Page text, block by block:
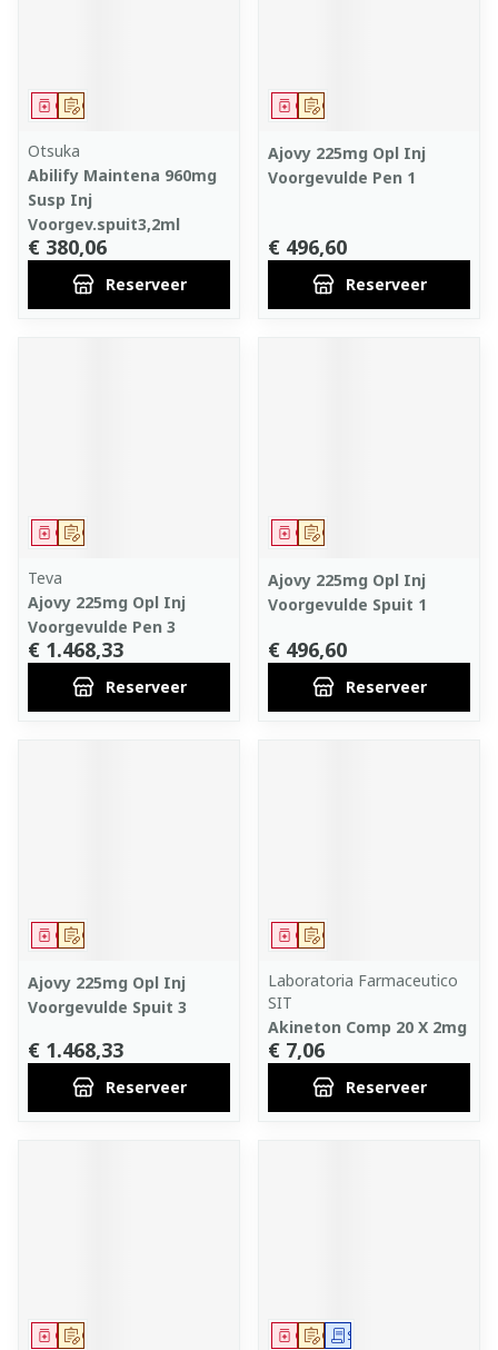
Op voorschrift
Geneesmiddel
Otsuka
Abilify Maintena 960mg
Susp Inj
Voorgev.spuit3,2ml
€ 380,06
Reserveer
Op voorschrift
Geneesmiddel
Ajovy 225mg Opl Inj
Voorgevulde Pen 1
€ 496,60
Reserveer
Op voorschrift
Geneesmiddel
Teva
Ajovy 225mg Opl Inj
Voorgevulde Pen 3
€ 1.468,33
Reserveer
Op voorschrift
Geneesmiddel
Ajovy 225mg Opl Inj
Voorgevulde Spuit 1
€ 496,60
Reserveer
Op voorschrift
Geneesmiddel
Ajovy 225mg Opl Inj
Voorgevulde Spuit 3
€ 1.468,33
Reserveer
Op voorschrift
Geneesmiddel
Laboratoria Farmaceutico
SIT
Akineton Comp 20 X 2mg
€ 7,06
Reserveer
Op voorschrift
Geneesmiddel Op voorschrift
GeneesmiddelSchriftelijke aanvraag